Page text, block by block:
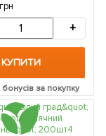
грн
+
КУПИТИ
за покупку